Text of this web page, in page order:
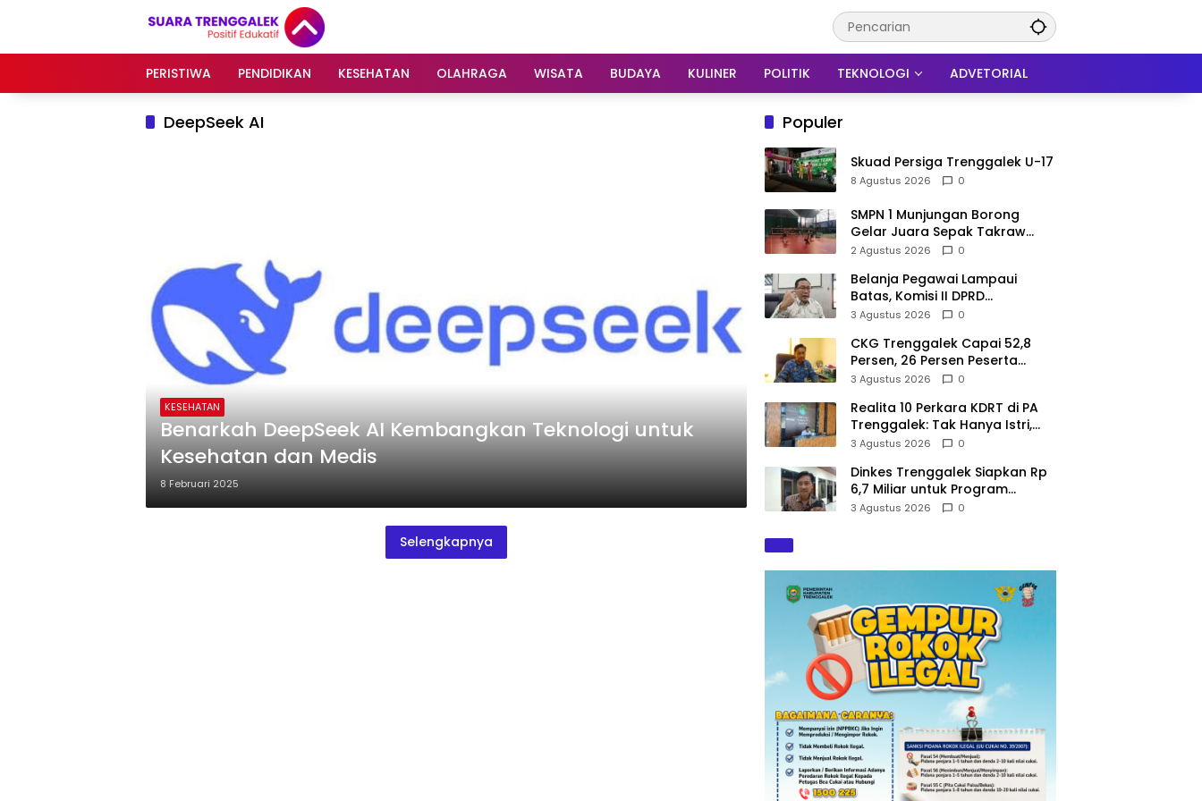
PERISTIWA
PENDIDIKAN KESEHATAN OLAHRAGA WISATA BUDAYA KULINER POLITIK TEKNOLOGI ADVETORIAL
DeepSeek AI
KESEHATAN
Benarkah DeepSeek AI Kembangkan Teknologi untuk
Kesehatan dan Medis
8 Februari 2025
Selengkapnya
Populer
Skuad Persiga Trenggalek U-17
8 Agustus 2026 0
SMPN 1 Munjungan Borong
Gelar Juara Sepak Takraw
PHBN Trenggalek 2026, Jadi
2 Agustus 2026 0
Belanja Pegawai Lampaui
Batas, Komisi II DPRD
Trenggalek Nilai Pemda Salah
3 Agustus 2026 0
CKG Trenggalek Capai 52,8
Persen, 26 Persen Peserta
Berpotensi Alami Masalah
3 Agustus 2026 0
Realita 10 Perkara KDRT di PA
Trenggalek: Tak Hanya Istri,
Suami Juga Jadi Korban
3 Agustus 2026 0
Dinkes Trenggalek Siapkan Rp
6,7 Miliar untuk Program
Kesehatan Masyarakat di 2027
3 Agustus 2026 0